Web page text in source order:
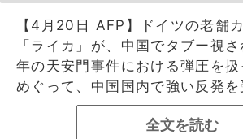
【4月20日 AFP】ドイツの老舗
「ライカ」が、中国でタブー視
年の天安門事件における弾圧を
めぐって、中国国内で強い反発を
全文を読む